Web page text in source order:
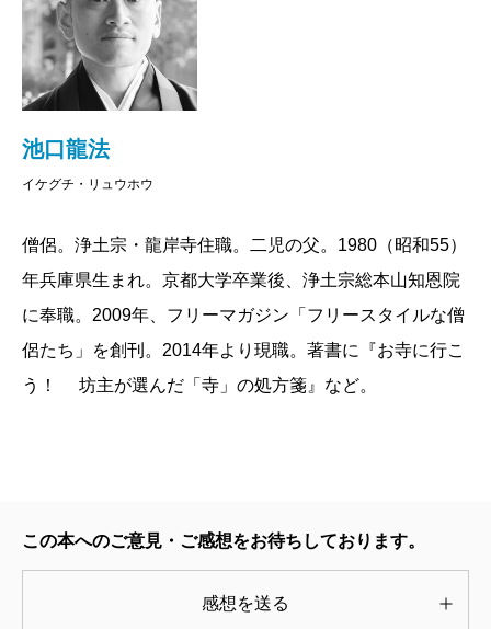
にして人生最大のピンチを乗り越えたのか――。シン
パパ住職による波瀾万丈の奮闘記です。
池口龍法
イケグチ・リュウホウ
僧侶。浄土宗・龍岸寺住職。二児の父。1980（昭和55）
年兵庫県生まれ。京都大学卒業後、浄土宗総本山知恩院
に奉職。2009年、フリーマガジン「フリースタイルな僧
侶たち」を創刊。2014年より現職。著書に『お寺に行こ
う！ 坊主が選んだ「寺」の処方箋』など。
この本へのご意見・ご感想をお待ちしております。
感想を送る